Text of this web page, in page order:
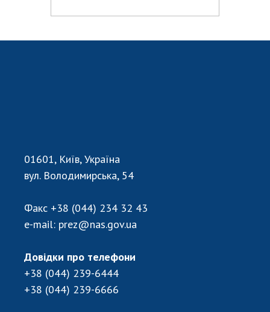
01601, Київ, Україна
вул. Володимирська, 54
Факс +38 (044) 234 32 43
e-mail: prez@nas.gov.ua
Довідки про телефони
+38 (044) 239-6444
+38 (044) 239-6666